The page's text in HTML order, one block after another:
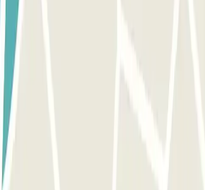
consulter notre section
Le parking dispose de trois places dans
se garer sur l’une des trois : 17, 35 et
vous ne pourrez entrer et sortir du
fois